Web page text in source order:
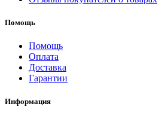
Помощь
Помощь
Оплата
Доставка
Гарантии
Информация